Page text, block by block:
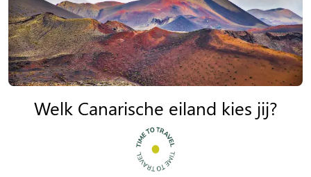
Welk Canarische eiland kies jij?
kernmerken en verschillen /